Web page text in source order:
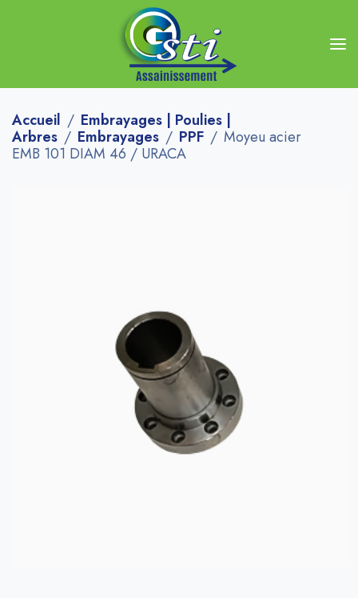
Accueil
Embrayages | Poulies |
Arbres
Embrayages PPF
Moyeu acier
EMB 101 DIAM 46 / URACA